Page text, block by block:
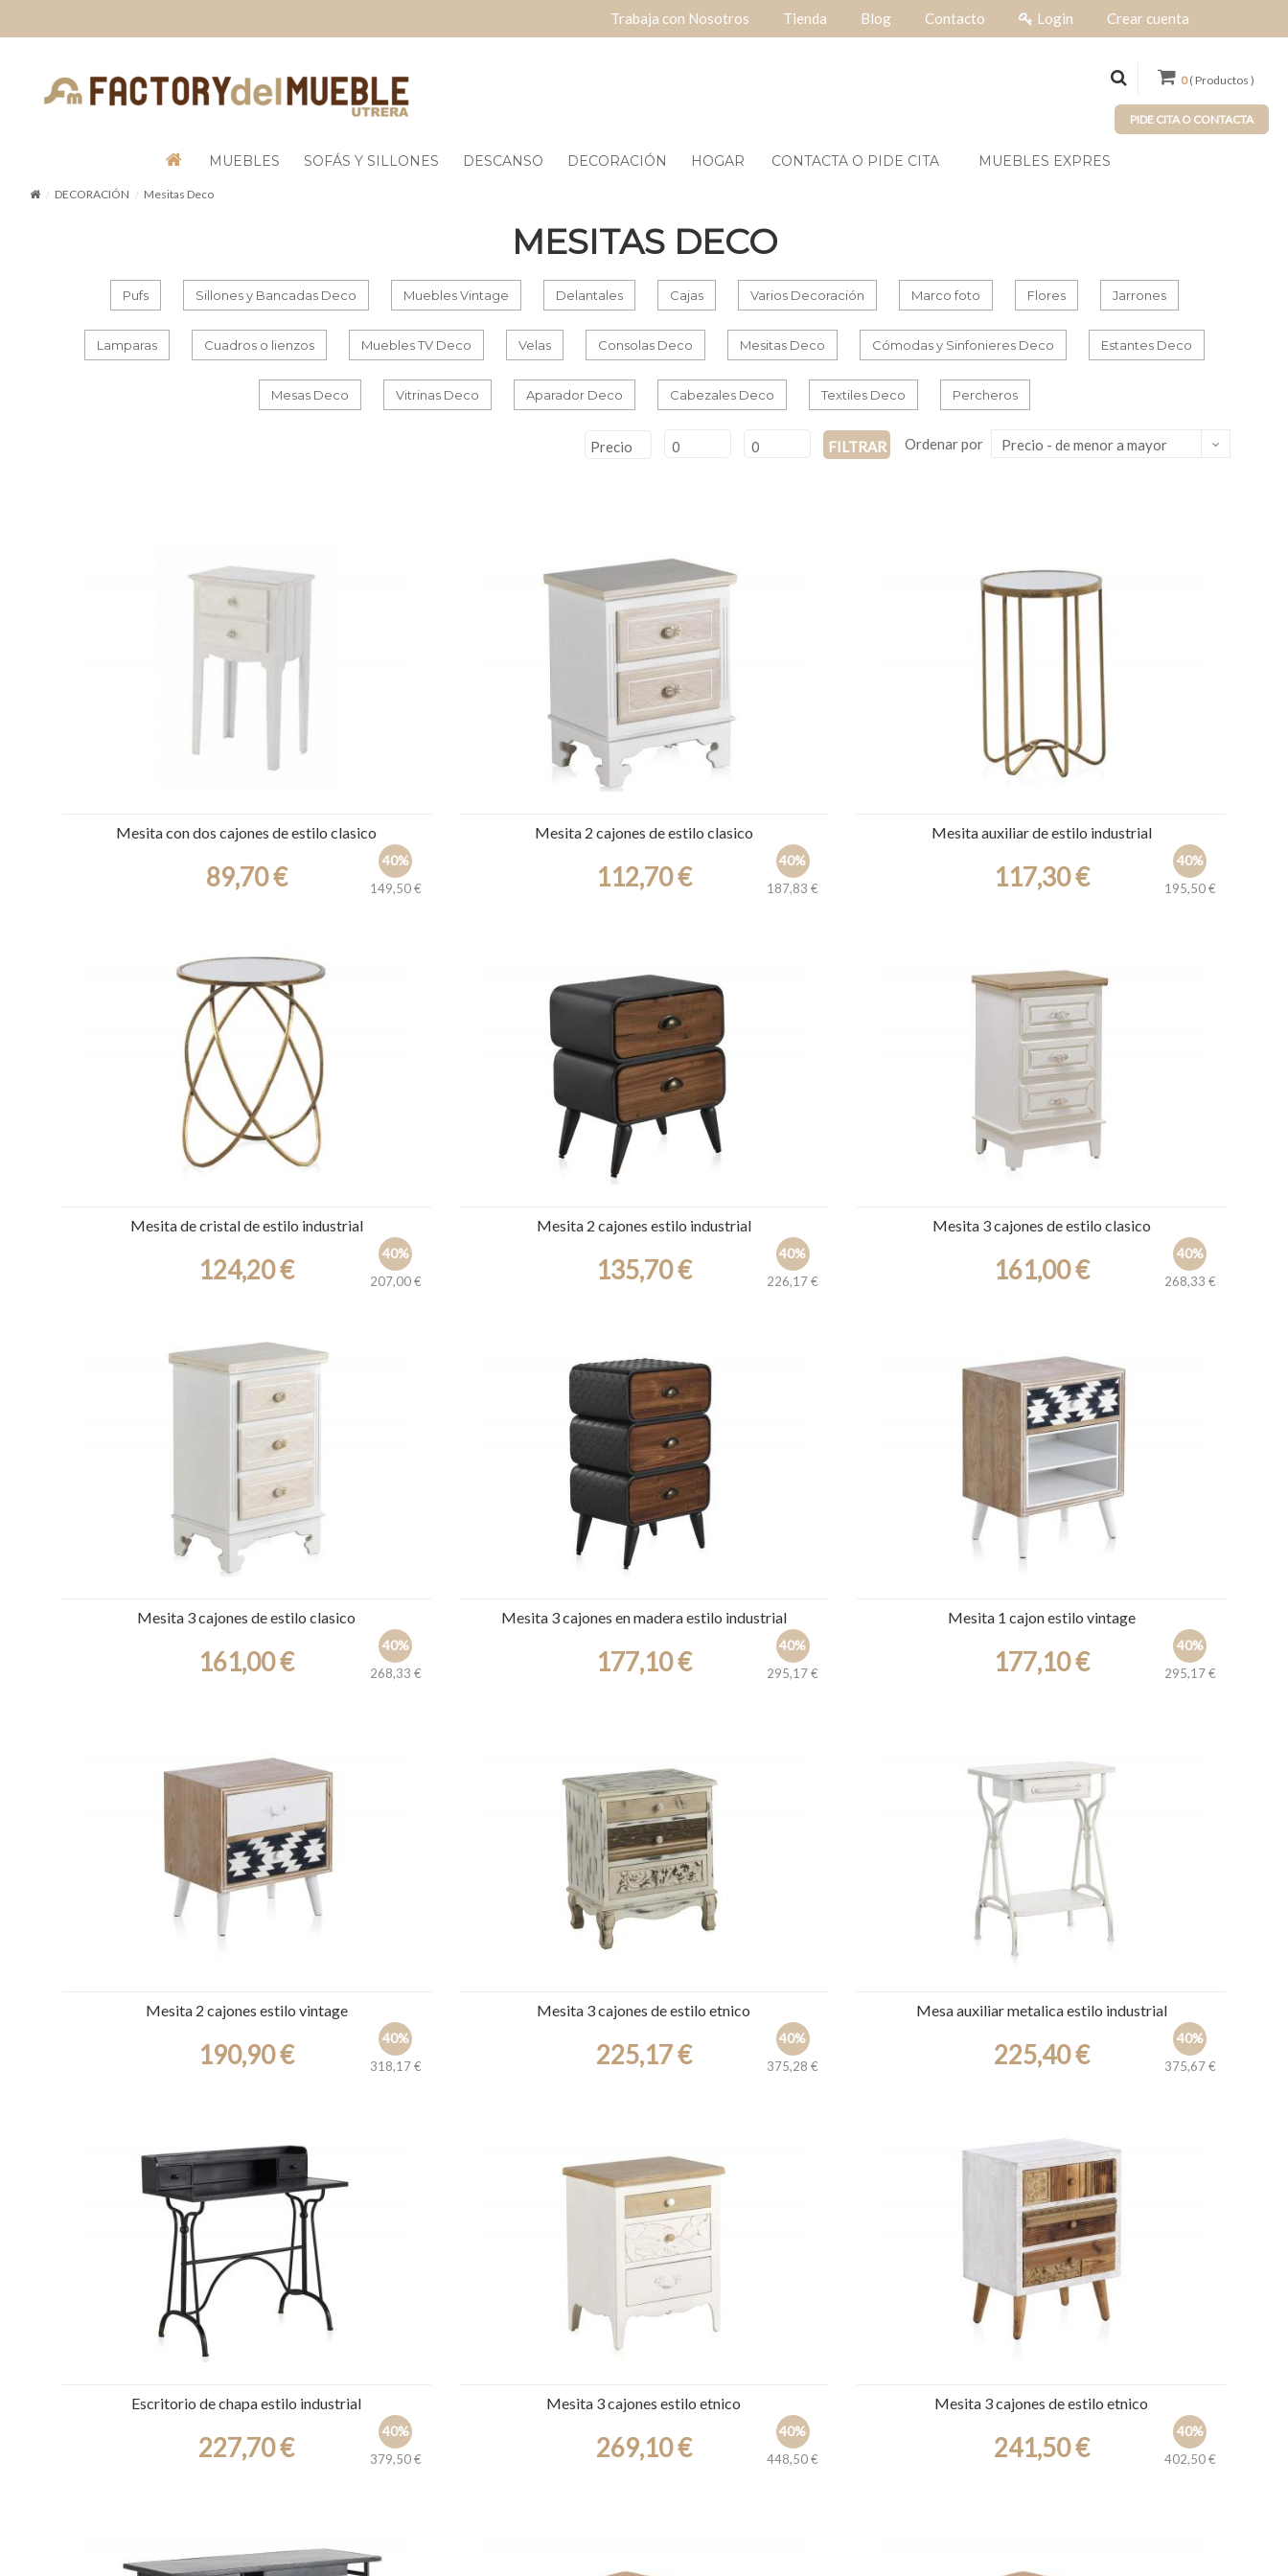
Trabaja con Nosotros Tienda Blog Contacto Login Crear cuenta
0( Productos )
PIDE CITA O CONTACTA
MUEBLES SOFÁS Y SILLONES DESCANSO DECORACIÓN HOGAR CONTACTA O PIDE CITA MUEBLES EXPRES
DECORACIÓN Mesitas Deco
MESITAS DECO
Pufs Sillones y Bancadas Deco Muebles Vintage Delantales Cajas Varios Decoración Marco foto Flores Jarrones
Lamparas Cuadros o lienzos Muebles TV Deco Velas Consolas Deco Mesitas Deco Cómodas y Sinfonieres Deco Estantes Deco
Mesas Deco Vitrinas Deco Aparador Deco Cabezales Deco Textiles Deco Percheros
Precio FILTRAR Ordenar por Precio - de menor a mayor
Ref.: 30297
Mesita con dos cajones de estilo clasico
40%
149,50 €
89,70 €
Ref.: 30300
Mesita 2 cajones de estilo clasico
40%
187,83 €
112,70 €
Ref.: 30317
Mesita auxiliar de estilo industrial
40%
195,50 €
117,30 €
Ref.: 30314
Mesita de cristal de estilo industrial
40%
207,00 €
124,20 €
Ref.: 30385
Mesita 2 cajones estilo industrial
40%
226,17 €
135,70 €
Ref.: 30538
Mesita 3 cajones de estilo clasico
40%
268,33 €
161,00 €
Ref.: 30299
Mesita 3 cajones de estilo clasico
40%
268,33 €
161,00 €
Ref.: 30387
Mesita 3 cajones en madera estilo industrial
40%
295,17 €
177,10 €
Ref.: 30509
Mesita 1 cajon estilo vintage
40%
295,17 €
177,10 €
Ref.: 30508
Mesita 2 cajones estilo vintage
40%
318,17 €
190,90 €
Ref.: 30454
Mesita 3 cajones de estilo etnico
40%
375,28 €
225,17 €
Ref.: 30341
Mesa auxiliar metalica estilo industrial
40%
375,67 €
225,40 €
Ref.: 30365
Escritorio de chapa estilo industrial
40%
379,50 €
227,70 €
Mesita 3 cajones estilo etnico
40%
448,50 €
269,10 €
Mesita 3 cajones de estilo etnico
40%
402,50 €
241,50 €